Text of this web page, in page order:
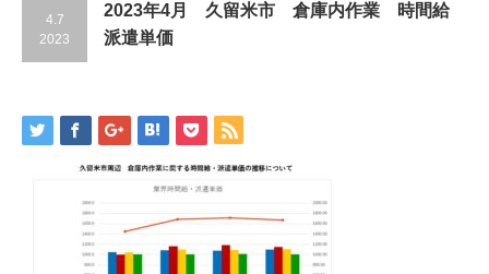
4.7
2023
2023年4月 久留米市 倉庫内作業 時間給
派遣単価